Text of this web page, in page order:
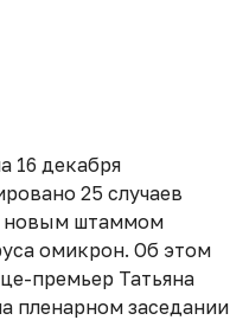
16 декабря
25 случаев
новым штаммом
омикрон. Об этом
премьер Татьяна
пленарном заседании